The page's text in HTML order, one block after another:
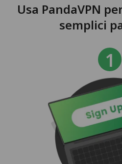
Usa PandaVPN
semplici